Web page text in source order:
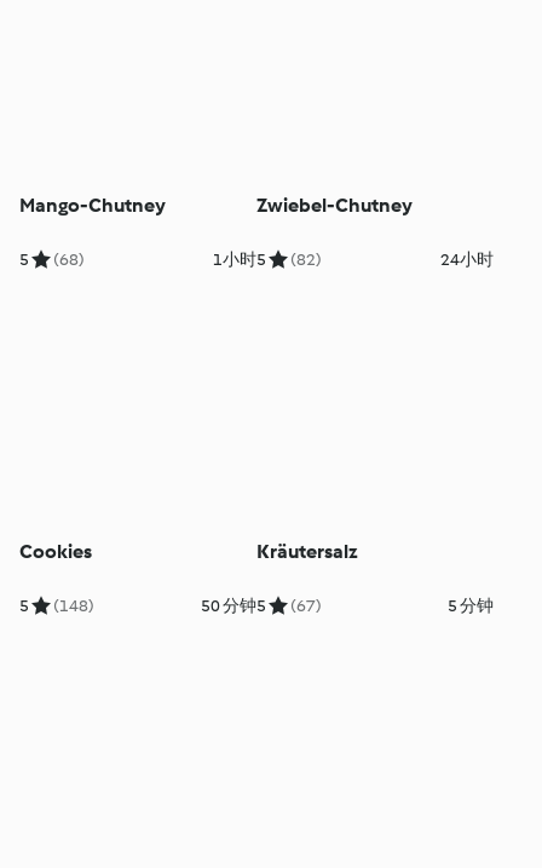
Mango-Chutney
5 (68) 1小时
Zwiebel-Chutney
5 (82) 24小时
Cookies
5 (148) 50 分钟
Kräutersalz
5 (67) 5 分钟